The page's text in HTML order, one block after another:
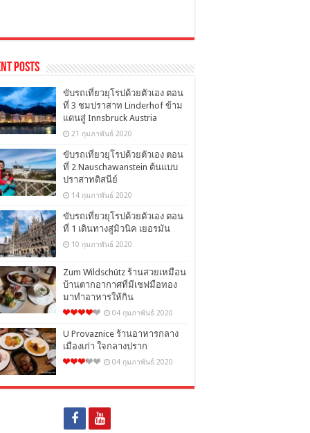
Posts
ขับรถเที่ยวยุโรปด้วยตัวเอง ตอน
ที่ 3 ชมปราสาท Linderhof ข้าม
แดนสู่ Innsbruck Austria
21 กุมภาพันธ์ 2020
ขับรถเที่ยวยุโรปด้วยตัวเอง ตอน
ที่ 2 Nauschawanstein ต้นแบบ
ปราสาทดิสนีย์
14 กุมภาพันธ์ 2020
ขับรถเที่ยวยุโรปด้วยตัวเอง ตอน
ที่ 1 เดินทางสู่มิวนิค เยอรมัน
10 กุมภาพันธ์ 2020
Zum Wildschütz ร้านสวยเหมือน
บ้านตากอากาศที่มีเชฟมือทอง
มาทำอาหารให้กิน
04 กุมภาพันธ์ 2020
U Provaznice ร้านอาหารกลาง
เมืองเก่า ใจกลางปราก
04 กุมภาพันธ์ 2020